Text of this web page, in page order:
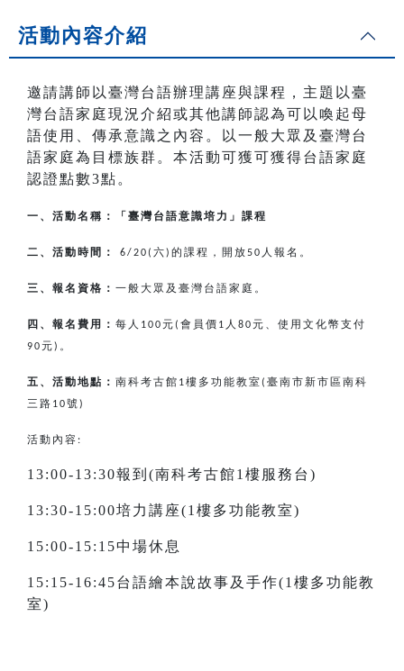
活動內容介紹
邀請講師以臺灣台語辦理講座與課程，主題以臺
灣台語家庭現況介紹或其他講師認為可以喚起母
語使用、傳承意識之內容。以一般大眾及臺灣台
語家庭為目標族群。本活動可獲可獲得台語家庭
認證點數3點。
一、活動名稱：「臺灣台語意識培力」課程
二、活動時間： 6/20( 六 ) 的課程，開放50 人報名。
三、報名資格： 一般大眾及臺灣台語家庭。
四、報名費用： 每人 100元( 會員價 1 人 80元、使用文化幣支付
90元 ) 。
五、活動地點： 南科考古館 1樓多功能教室( 臺南市新市區南科
三路 10號 )
活動內容:
13:00-13:30報到(南科考古館1樓服務台)
13:30-15:00培力講座(1樓多功能教室)
15:00-15:15中場休息
15:15-16:45台語繪本說故事及手作(1樓多功能教
室)